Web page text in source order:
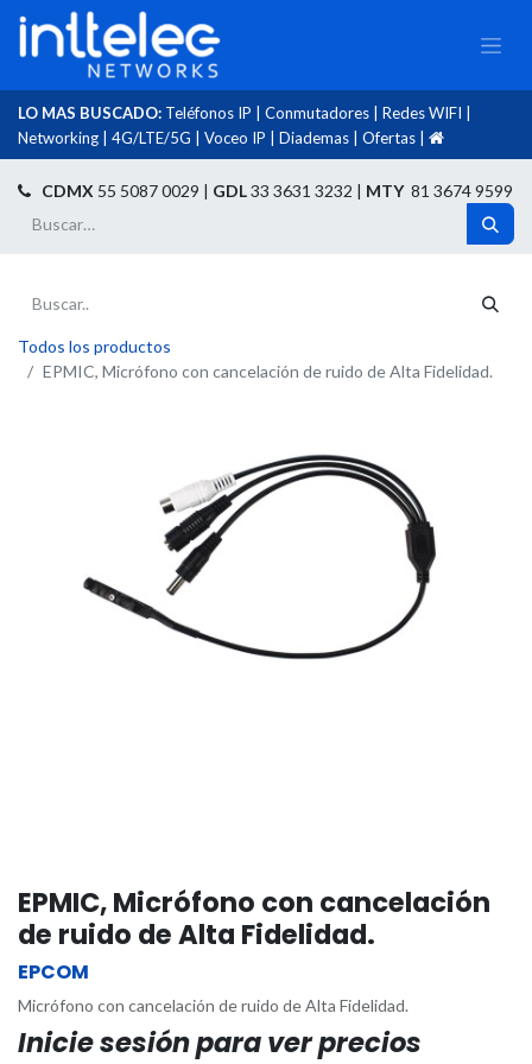
LO MAS BUSCADO: Teléfonos IP Conmutadores Redes WIFI
Networking
4G/LTE/5G Voceo IP Diademas Ofertas
CDMX 55 5087 0029 | GDL33 3631 3232 | MTY81 3674 9599
Todos los productos
​EPMIC, Micrófono con cancelación de ruido de Alta Fidelidad.
​EPMIC, Micrófono con cancelación
de ruido de Alta Fidelidad.
EPCOM
Micrófono con cancelación de ruido de Alta Fidelidad.
Inicie sesión para ver precios